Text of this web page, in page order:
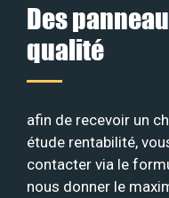
Des
qualité
afin de recevoir un
étude rentabilité,
contacter via le
nous donner le